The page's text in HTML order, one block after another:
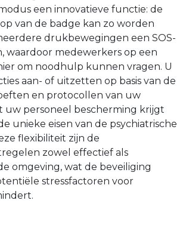
een innovatieve functie: de
van de badge kan zo worden
drukbewegingen een SOS-
waardoor medewerkers op een
om noodhulp kunnen vragen. U
aan- of uitzetten op basis van de
en protocollen van uw
uw personeel bescherming krijgt
unieke eisen van de psychiatrische
flexibiliteit zijn de
zowel effectief als
omgeving, wat de beveiliging
stressfactoren voor